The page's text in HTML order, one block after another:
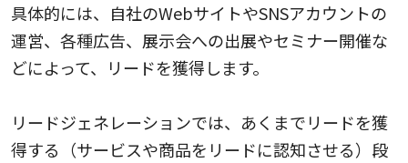
具体的には、自社のWebサイトやSNSアカウントの
運営、各種広告、展示会への出展やセミナー開催な
どによって、リードを獲得します。
リードジェネレーションでは、あくまでリードを獲
得する（サービスや商品をリードに認知させる）段